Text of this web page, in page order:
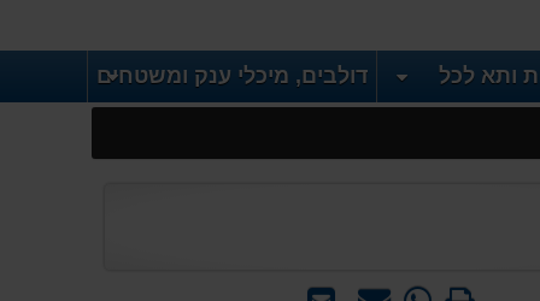
ותא לכל דולבים, מיכלי ענק ומשטחים